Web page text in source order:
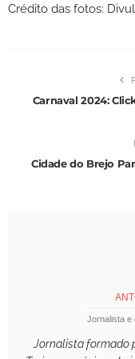
Crédito das fotos:
Carnaval 2024:
Cidade do Brejo
Jornalista e
Jornalista formado